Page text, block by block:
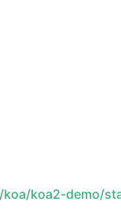
koa2-demo/